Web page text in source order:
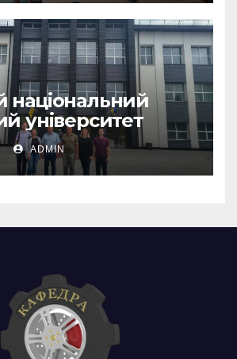
національний
університет
ADMIN